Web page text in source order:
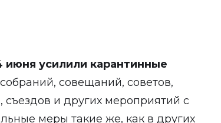
усилили карантинные
совещаний, советов,
и других мероприятий с
меры такие же, как в других